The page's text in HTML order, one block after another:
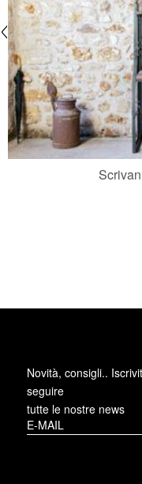
Novità, consigli..
seguire
tutte le nostre news